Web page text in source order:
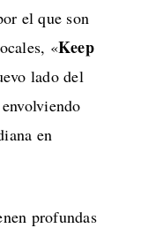
el que son
«Keep
lado del
en
profundas